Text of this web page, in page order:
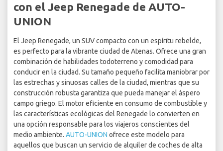
con el Jeep Renegade de AUTO-
UNION
El Jeep Renegade, un SUV compacto con un espíritu rebelde,
es perfecto para la vibrante ciudad de Atenas. Ofrece una gran
combinación de habilidades todoterreno y comodidad para
conducir en la ciudad. Su tamaño pequeño facilita maniobrar por
las estrechas y sinuosas calles de la ciudad, mientras que su
construcción robusta garantiza que pueda manejar el áspero
campo griego. El motor eficiente en consumo de combustible y
las características ecológicas del Renegade lo convierten en
una opción responsable para los viajeros conscientes del
medio ambiente. AUTO-UNION ofrece este modelo para
aquellos que buscan un servicio de alquiler de coches de alta